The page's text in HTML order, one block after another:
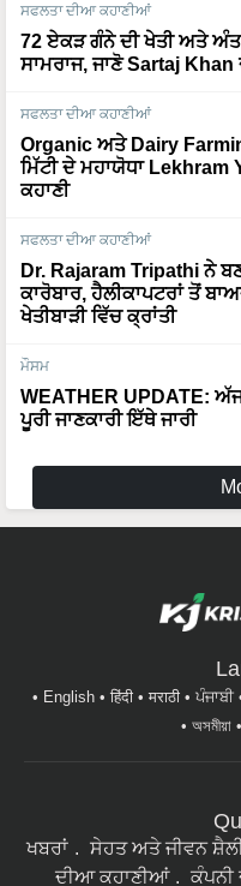
ਸਫਲਤਾ ਦੀਆ ਕਹਾਣੀਆਂ
72 ਏਕੜ ਗੰਨੇ ਦੀ ਖੇਤੀ ਅਤੇ
ਸਾਮਰਾਜ, ਜਾਣੋ Sartaj Khan
ਸਫਲਤਾ ਦੀਆ ਕਹਾਣੀਆਂ
Organic ਅਤੇ Dairy
ਮਿੱਟੀ ਦੇ ਮਹਾਯੋਧਾ Lekhram
ਕਹਾਣੀ
ਸਫਲਤਾ ਦੀਆ ਕਹਾਣੀਆਂ
Dr. Rajaram Tripathi ਨੇ
ਕਾਰੋਬਾਰ, ਹੈਲੀਕਾਪਟਰਾਂ ਤੋਂ
ਖੇਤੀਬਾੜੀ ਵਿੱਚ ਕ੍ਰਾਂਤੀ
ਮੌਸਮ
WEATHER UPDATE:
ਪੂਰੀ ਜਾਣਕਾਰੀ ਇੱਥੇ ਜਾਰੀ
English हिंदी मराठी ਪੰਜਾਬੀ
অসমীয়া
ਖਬਰਾਂ ਸੇਹਤ ਅਤੇ ਜੀਵਨ
ਦੀਆ ਕਹਾਣੀਆਂ
ਕੰਪਨੀ